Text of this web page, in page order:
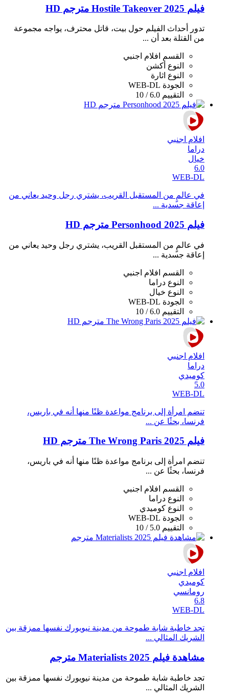
فيلم Hostile Takeover 2025 مترجم HD
تدور أحداث الفيلم حول بيت، قاتل محترف، يواجه مجموعة
من القتلة بعد أن ...
القسم
افلام اجنبي
النوع أكشن
النوع اثارة
الجودة WEB-DL
التقييم 6.0 / 10
افلام اجنبي
دراما
خيال
6.0
WEB-DL
في عالمٍ من المستقبل القريب، يشتري رجل وحيد يعاني من
إعاقة جسدية ...
فيلم Personhood 2025 مترجم HD
في عالمٍ من المستقبل القريب، يشتري رجل وحيد يعاني من
إعاقة جسدية ...
القسم
افلام اجنبي
النوع دراما
النوع خيال
الجودة WEB-DL
التقييم 6.0 / 10
افلام اجنبي
دراما
كوميدي
5.0
WEB-DL
تنضم امرأة إلى برنامج مواعدة ظنًا منها أنه في باريس،
فرنسا، بحثًا عن ...
فيلم The Wrong Paris 2025 مترجم HD
تنضم امرأة إلى برنامج مواعدة ظنًا منها أنه في باريس،
فرنسا، بحثًا عن ...
القسم
افلام اجنبي
النوع دراما
النوع كوميدي
الجودة WEB-DL
التقييم 5.0 / 10
افلام اجنبي
كوميدي
رومانسي
6.8
WEB-DL
تجد خاطبة شابة طموحة من مدينة نيويورك نفسها ممزقة بين
الشريك المثالي ...
مشاهدة فيلم Materialists 2025 مترجم
تجد خاطبة شابة طموحة من مدينة نيويورك نفسها ممزقة بين
الشريك المثالي ...